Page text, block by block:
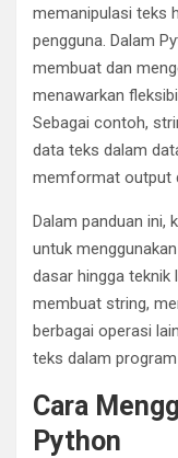
memanipulasi teks
pengguna. Dalam
membuat dan
menawarkan
Sebagai contoh,
data teks dalam
memformat output
Dalam panduan ini,
untuk
dasar hingga teknik
membuat string,
berbagai operasi
teks dalam
Cara
Python